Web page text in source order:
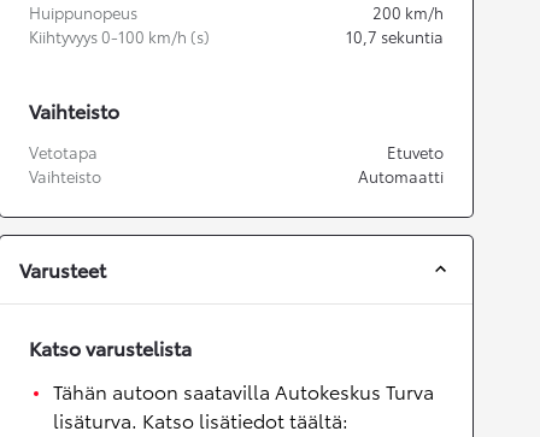
Huippunopeus 200 km/h
Kiihtyvyys 0-100 km/h (s)
10,7 sekuntia
Vaihteisto
Vetotapa
Etuveto
Vaihteisto
Automaatti
Varusteet
Katso varustelista
Tähän autoon saatavilla Autokeskus Turva
lisäturva. Katso lisätiedot täältä: